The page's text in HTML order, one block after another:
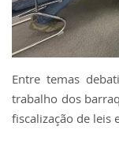
Entre temas
trabalho dos
fiscalização de leis